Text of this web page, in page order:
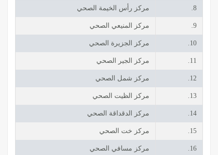
8. مركز رأس الخيمة الصحي
9. مركز المنيعي الصحي
10. مركز الجزيرة الصحي
11. مركز الجير الصحي
12. مركز شمل الصحي
13. مركز الظيت الصحي
14. مركز الدقداقة الصحي
15. مركز خت الصحي
16. مركز مسافي الصحي